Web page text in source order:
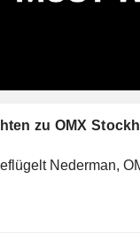
zu OMX
Nederman,